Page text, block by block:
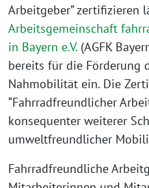
Arbeitgeber” zertifizieren
Arbeitsgemeinschaft
in Bayern e.V. (AGFK
bereits für die Förderung
Nahmobilität ein. Die
“Fahrradfreundlicher
konsequenter weiterer
umweltfreundlicher
Fahrradfreundliche